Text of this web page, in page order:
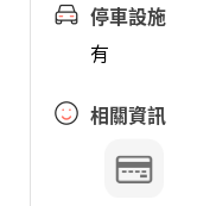
停車設施
有
相關資訊